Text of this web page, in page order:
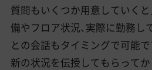
質問もいくつか用意していく
備やフロア状況、実際に勤務し
との会話もタイミングで可能
新の状況を伝授してもらってか